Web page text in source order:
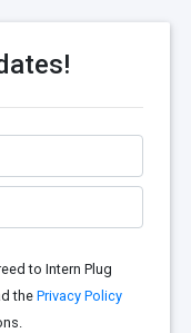
to Intern Plug
the Privacy Policy